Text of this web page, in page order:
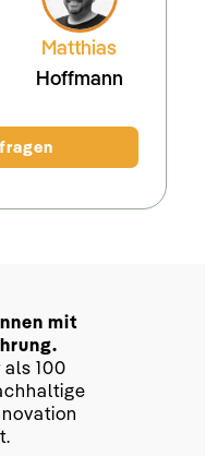
Matthias
Hoffmann
mit
100